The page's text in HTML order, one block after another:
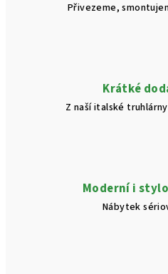
Přivezeme,
Krátké
Z naší italské
Moderní i
Nábytek